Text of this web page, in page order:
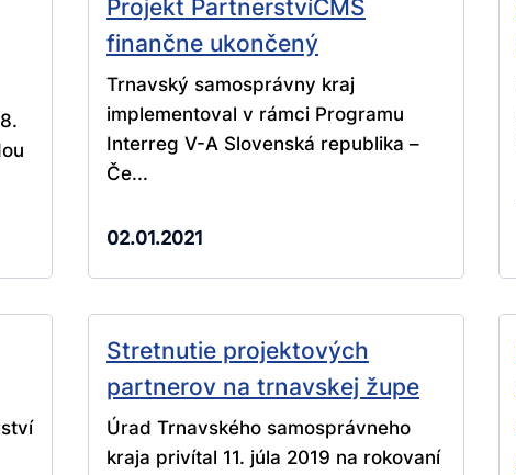
Projekt PartnerstvíCMS
finančne ukončený
Trnavský samosprávny kraj
implementoval v rámci Programu
Interreg V-A Slovenská republika –
Če...
02.01.2021
Stretnutie projektových
partnerov na trnavskej župe
Úrad Trnavského samosprávneho
kraja privítal 11. júla 2019 na rokovaní